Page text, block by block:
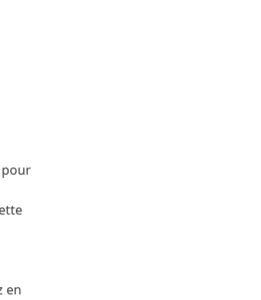
pour
en